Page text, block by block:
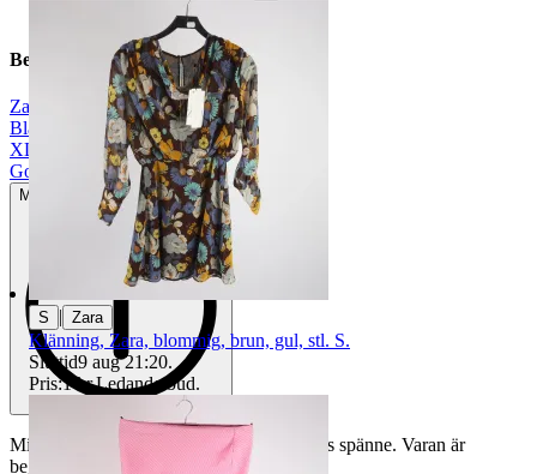
Beskrivning
Zara
Blå
XL
Gott använt skick
Mindre tecken på användning
Mindre defekt på utsmyckningen på bältets spänne. Varan är
begagnad och defekter kan förekomma.
S | Zara
Klänning, Zara, blommig, brun, gul, stl. S.
Sluttid9 aug 21:20.
Pris:1 kr,Ledande bud.